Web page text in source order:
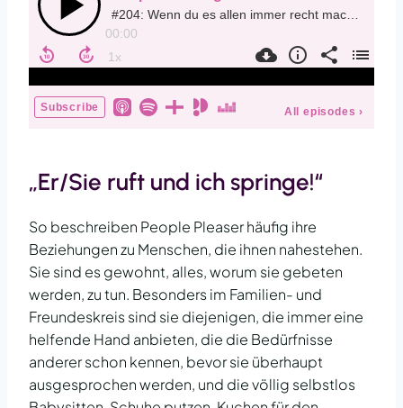
„Er/Sie ruft und ich springe!“
So beschreiben People Pleaser häufig ihre
Beziehungen zu Menschen, die ihnen nahestehen.
Sie sind es gewohnt, alles, worum sie gebeten
werden, zu tun. Besonders im Familien- und
Freundeskreis sind sie diejenigen, die immer eine
helfende Hand anbieten, die die Bedürfnisse
anderer schon kennen, bevor sie überhaupt
ausgesprochen werden, und die völlig selbstlos